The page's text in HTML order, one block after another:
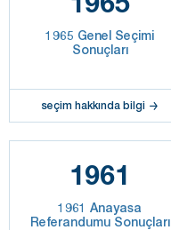
1965 Genel Seçimi
Sonuçları
seçim hakkında bilgi
1961
1961 Anayasa
Referandumu Sonuçları